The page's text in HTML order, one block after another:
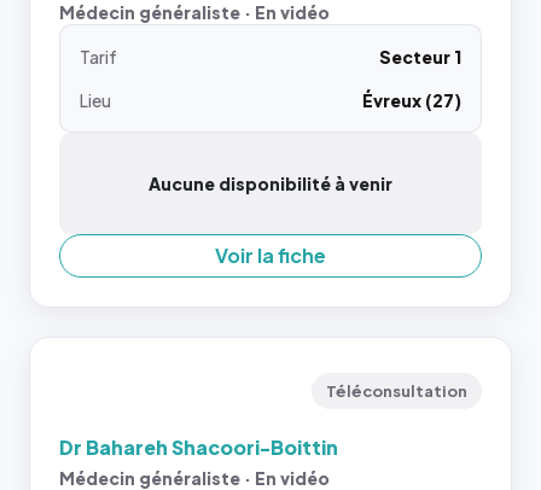
Médecin généraliste · En vidéo
Tarif
Secteur 1
Lieu
Évreux (27)
Aucune disponibilité à venir
Voir la fiche
Téléconsultation
Dr Bahareh Shacoori-Boittin
Médecin généraliste · En vidéo